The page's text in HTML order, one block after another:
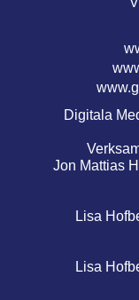
Digitala
Jon Mattias
Lisa
Lisa